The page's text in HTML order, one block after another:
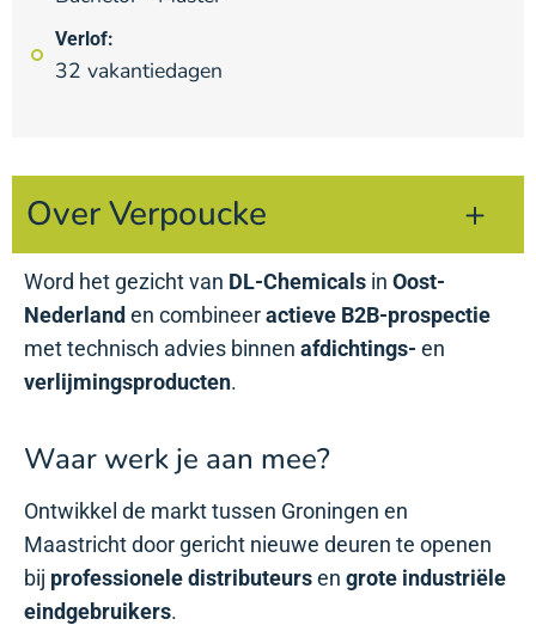
Verlof:
32 vakantiedagen
Over Verpoucke
Word het gezicht van DL-Chemicals in Oost-
Nederland en combineer actieve B2B-prospectie
met technisch advies binnen afdichtings- en
verlijmingsproducten.
Waar werk je aan mee?
Ontwikkel de markt tussen Groningen en
Maastricht door gericht nieuwe deuren te openen
bij professionele distributeurs en grote industriële
eindgebruikers.